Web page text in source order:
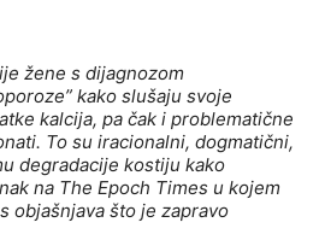
žene s dijagnozom
kako slušaju svoje
kalcija, pa čak i problematične
To su iracionalni, dogmatični,
degradacije kostiju kako
na The Epoch Times u kojem
objašnjava što je zapravo